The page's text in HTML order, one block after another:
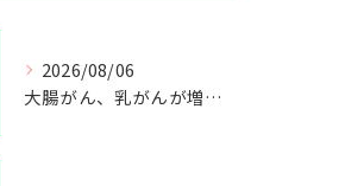
2026/08/06
大腸がん、乳がんが増えた理由